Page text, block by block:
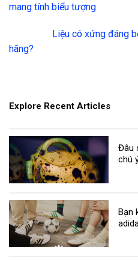
mang tính biểu tượng
Liệu có xứng đáng
hãng?
Explore Recent Articles
Đâu
chú
Bạn